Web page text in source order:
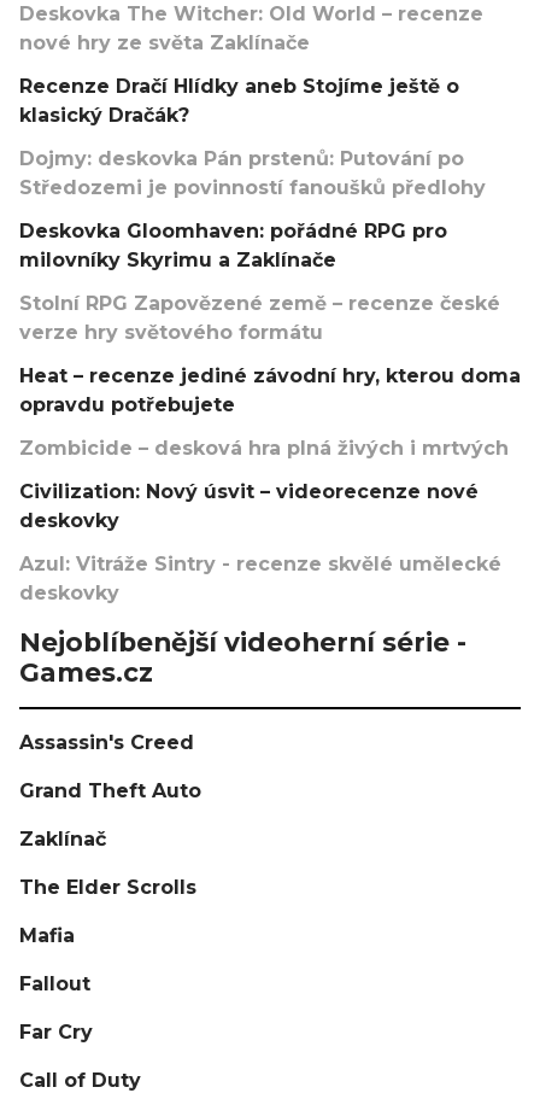
Deskovka The Witcher: Old World – recenze
nové hry ze světa Zaklínače
Recenze Dračí Hlídky aneb Stojíme ještě o
klasický Dračák?
Dojmy: deskovka Pán prstenů: Putování po
Středozemi je povinností fanoušků předlohy
Deskovka Gloomhaven: pořádné RPG pro
milovníky Skyrimu a Zaklínače
Stolní RPG Zapovězené země – recenze české
verze hry světového formátu
Heat – recenze jediné závodní hry, kterou doma
opravdu potřebujete
Zombicide – desková hra plná živých i mrtvých
Civilization: Nový úsvit – videorecenze nové
deskovky
Azul: Vitráže Sintry - recenze skvělé umělecké
deskovky
Nejoblíbenější videoherní série -
Games.cz
Assassin's Creed
Grand Theft Auto
Zaklínač
The Elder Scrolls
Mafia
Fallout
Far Cry
Call of Duty